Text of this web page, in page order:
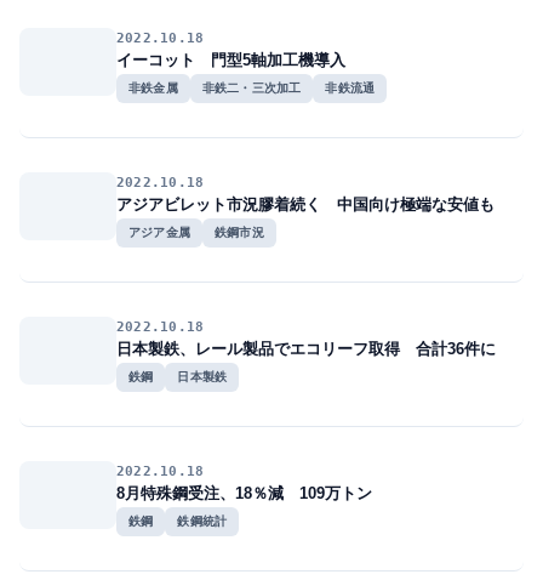
2022.10.18
イーコット 門型5軸加工機導入
非鉄金属 非鉄二・三次加工 非鉄流通
2022.10.18
アジアビレット市況膠着続く 中国向け極端な安値も
アジア金属 鉄鋼市況
2022.10.18
日本製鉄、レール製品でエコリーフ取得 合計36件に
鉄鋼 日本製鉄
2022.10.18
8月特殊鋼受注、18％減 109万トン
鉄鋼 鉄鋼統計